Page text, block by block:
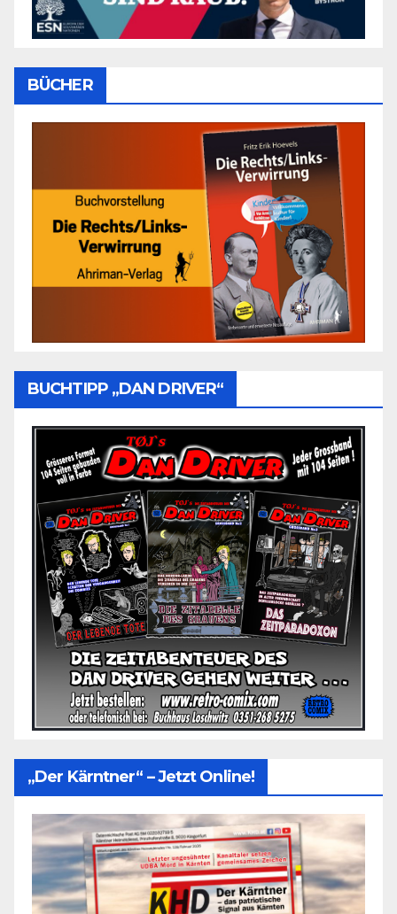
BÜCHER
BUCHTIPP „DAN DRIVER“
„Der Kärntner“ – Jetzt Online!